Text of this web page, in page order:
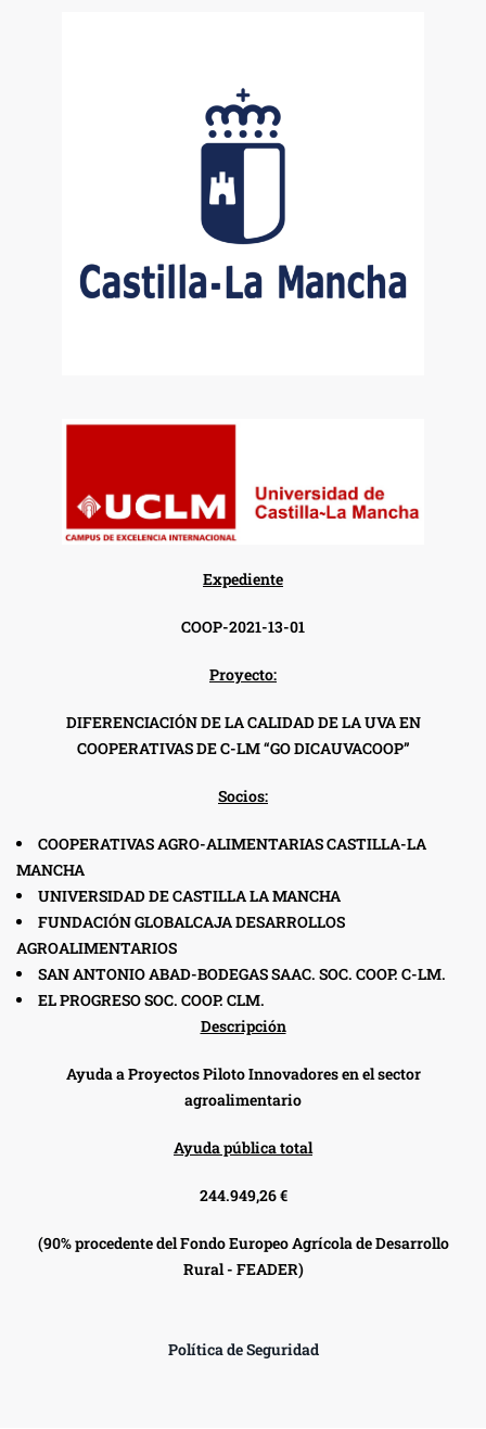
Expediente
COOP-2021-13-01
Proyecto:
DIFERENCIACIÓN DE LA CALIDAD DE LA UVA EN
COOPERATIVAS DE C-LM “GO DICAUVACOOP”
Socios:
COOPERATIVAS AGRO-ALIMENTARIAS CASTILLA-LA
MANCHA
UNIVERSIDAD DE CASTILLA LA MANCHA
FUNDACIÓN GLOBALCAJA DESARROLLOS
AGROALIMENTARIOS
SAN ANTONIO ABAD-BODEGAS SAAC. SOC. COOP. C-LM.
EL PROGRESO SOC. COOP. CLM.
Descripción
Ayuda a Proyectos Piloto Innovadores en el sector
agroalimentario
Ayuda pública total
244.949,26 €
(90% procedente del Fondo Europeo Agrícola de Desarrollo
Rural - FEADER)
Política de Seguridad